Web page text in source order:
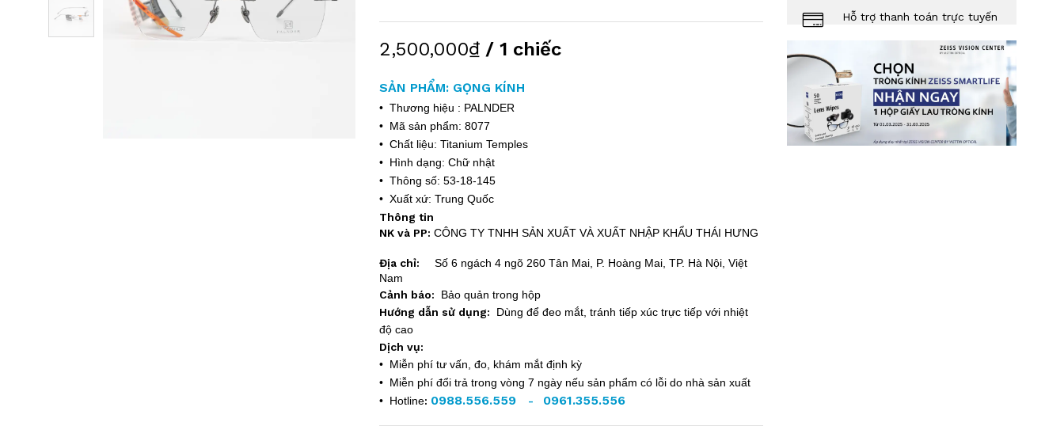
2,500,000₫/ 1 chiếc
SẢN PHẨM: GỌNG KÍNH
• Thương hiệu : PALNDER
• Mã sản phẩm: 8077
• Chất liệu: Titanium Temples
• Hình dạng: Chữ nhật
• Thông số: 53-18-145
• Xuất xứ: Trung Quốc
Thông tin
NK và PP: CÔNG TY TNHH SẢN XUẤT VÀ XUẤT NHẬP KHẨU THÁI HƯNG
Địa chỉ:
Số 6 ngách 4 ngõ 260 Tân Mai, P. Hoàng Mai, TP. Hà Nội, Việt
Nam
Cảnh báo: Bảo quản trong hộp
Hướng dẫn sử dụng: Dùng để đeo mắt, tránh tiếp xúc trực tiếp với nhiệt
độ cao
Dịch vụ:
• Miễn phí tư vấn, đo, khám mắt định kỳ
• Miễn phí đổi trả trong vòng 7 ngày nếu sản phẩm có lỗi do nhà sản xuất
• Hotline: 0988.556.559 - 0961.355.556
Hỗ trợ thanh toán trực tuyến